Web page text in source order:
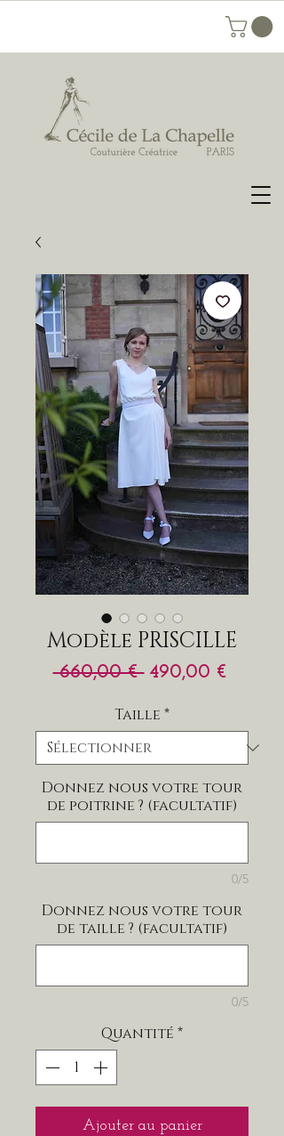
Modèle PRISCILLE
660,00 € Prix
490,00 €Prix
Taille *
Donnez nous votre tour
de poitrine ? (facultatif)
0/5
Donnez nous votre tour
de taille ? (facultatif)
0/5
Quantité *
Ajouter au panier